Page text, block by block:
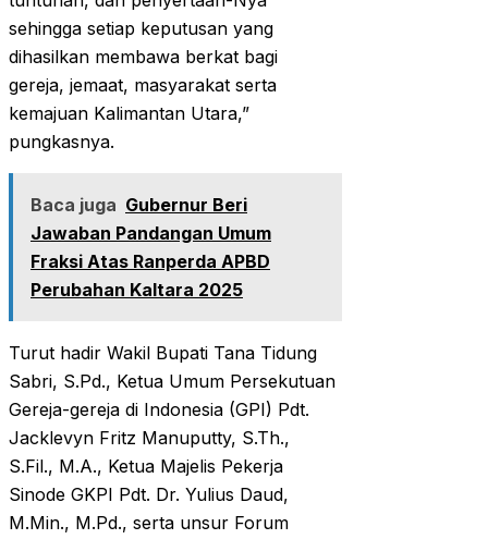
sehingga setiap keputusan yang
dihasilkan membawa berkat bagi
gereja, jemaat, masyarakat serta
kemajuan Kalimantan Utara,”
pungkasnya.
Baca juga Gubernur Beri
Jawaban Pandangan Umum
Fraksi Atas Ranperda APBD
Perubahan Kaltara 2025
Turut hadir Wakil Bupati Tana Tidung
Sabri, S.Pd., Ketua Umum Persekutuan
Gereja-gereja di Indonesia (GPI) Pdt.
Jacklevyn Fritz Manuputty, S.Th.,
S.Fil., M.A., Ketua Majelis Pekerja
Sinode GKPI Pdt. Dr. Yulius Daud,
M.Min., M.Pd., serta unsur Forum